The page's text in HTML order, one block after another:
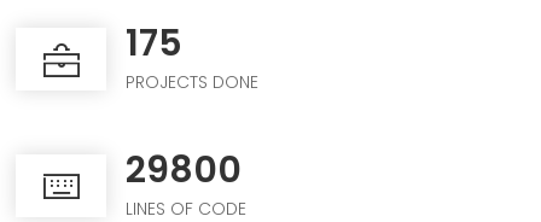
175
PROJECTS DONE
29800
LINES OF CODE